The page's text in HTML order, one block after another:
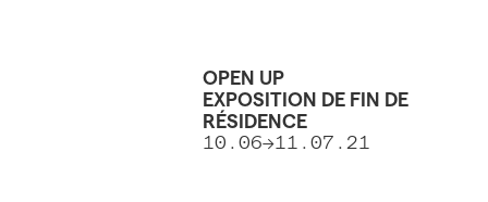
OPEN UP
EXPOSITION DE FIN DE
RÉSIDENCE
10.06→11.07.21